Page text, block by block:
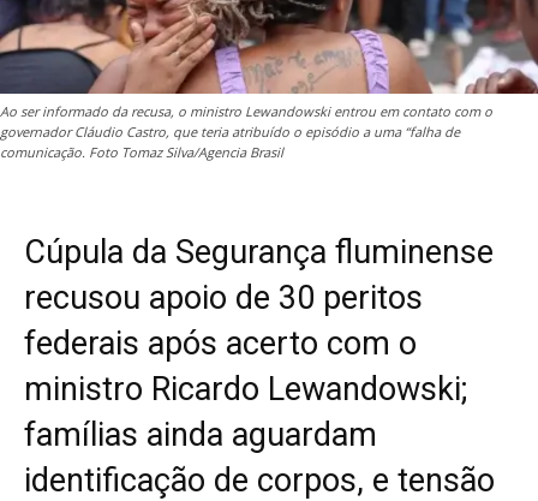
Ao ser informado da recusa, o ministro Lewandowski entrou em contato com o
governador Cláudio Castro, que teria atribuído o episódio a uma “falha de
comunicação. Foto Tomaz Silva/Agencia Brasil
Cúpula da Segurança fluminense
recusou apoio de 30 peritos
federais após acerto com o
ministro Ricardo Lewandowski;
famílias ainda aguardam
identificação de corpos, e tensão